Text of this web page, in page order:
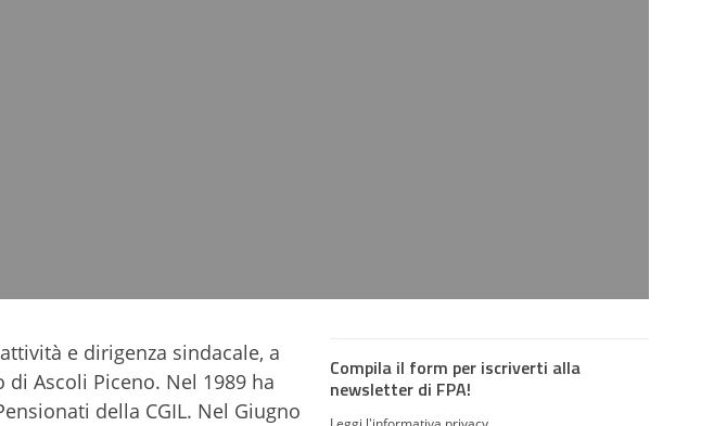
e dirigenza sindacale, a
Ascoli Piceno. Nel 1989 ha
della CGIL. Nel Giugno
Compila il form per iscriverti alla
newsletter di FPA!